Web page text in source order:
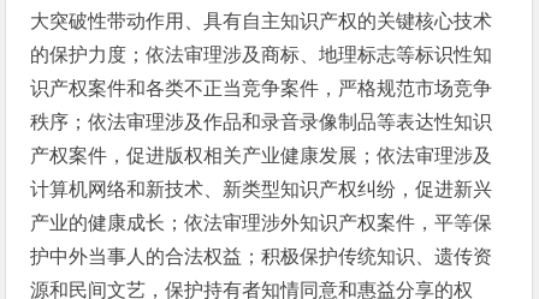
大突破性带动作用、具有自主知识产权的关键核心技术
的保护力度；依法审理涉及商标、地理标志等标识性知
识产权案件和各类不正当竞争案件，严格规范市场竞争
秩序；依法审理涉及作品和录音录像制品等表达性知识
产权案件，促进版权相关产业健康发展；依法审理涉及
计算机网络和新技术、新类型知识产权纠纷，促进新兴
产业的健康成长；依法审理涉外知识产权案件，平等保
护中外当事人的合法权益；积极保护传统知识、遗传资
源和民间文艺，保护持有者知情同意和惠益分享的权